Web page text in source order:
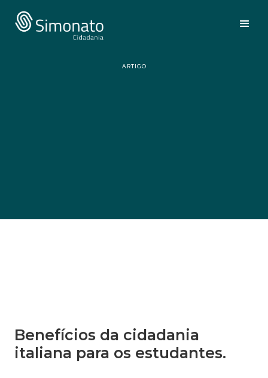
ARTIGO
Benefícios da cidadania
italiana para os estudantes.